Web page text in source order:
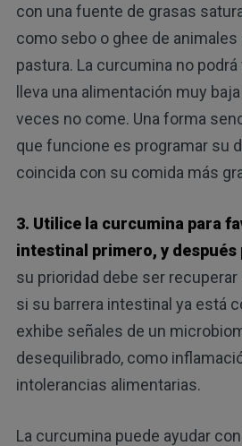
con una fuente de grasas
como sebo o ghee de
pastura. La curcumina no
lleva una alimentación muy
veces no come. Una forma
que funcione es programar su
coincida con su comida más
3. Utilice la curcumina para
intestinal primero, y después
su prioridad debe ser
si su barrera intestinal ya está
exhibe señales de un
desequilibrado, como
intolerancias alimentarias.
La curcumina puede ayudar